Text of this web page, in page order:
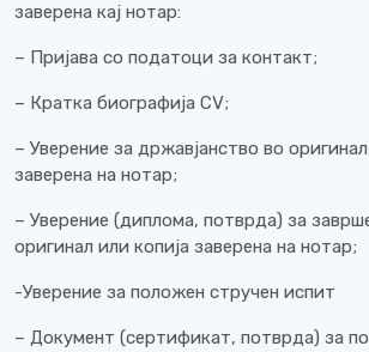
заверена кај нотар:
– Пријава со податоци за контакт;
– Кратка биографија CV;
– Уверение за државјанство во
заверена на нотар;
– Уверение (диплома, потврда) за
оригинал или копија заверена на нотар;
-Уверение за положен стручен испит
– Документ (сертификат, потврда) за